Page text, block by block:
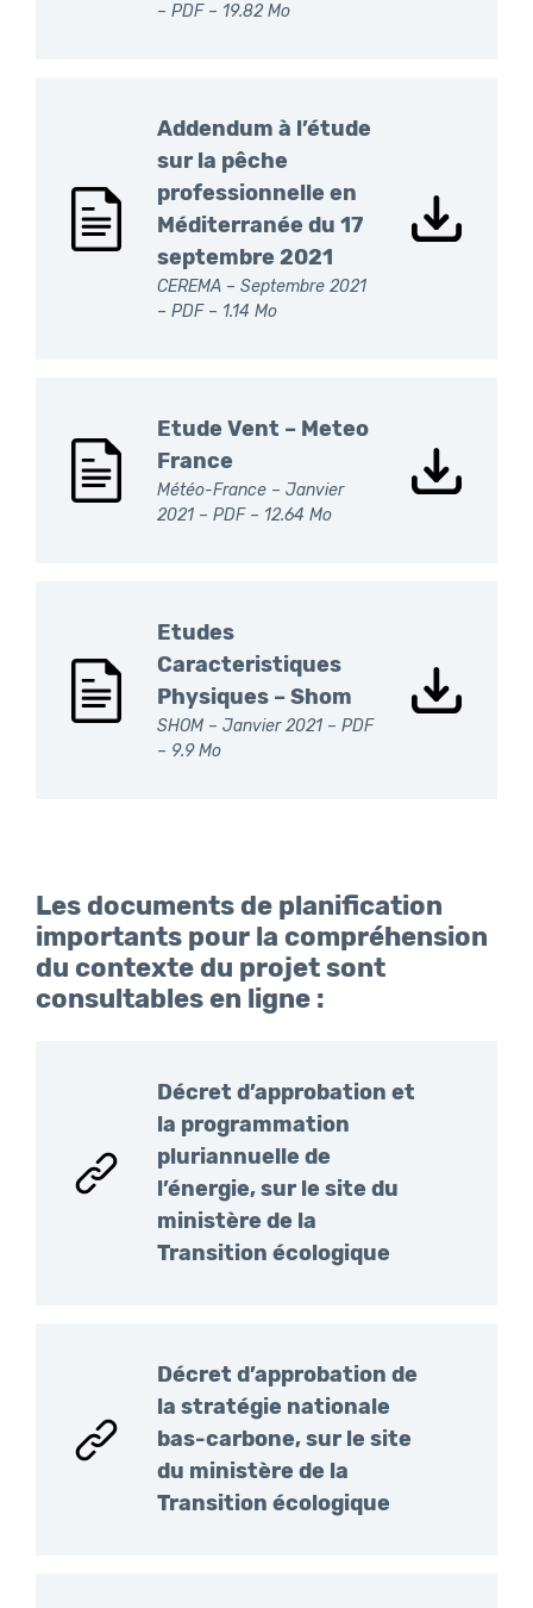
– PDF– 19.82 Mo
Addendum à l’étude
sur la pêche
professionnelle en
Méditerranée du 17
septembre 2021
CEREMA – Septembre 2021
– PDF– 1.14 Mo
Etude Vent – Meteo
France
Météo-France – Janvier
2021 – PDF– 12.64 Mo
Etudes
Caracteristiques
Physiques – Shom
SHOM – Janvier 2021 – PDF
– 9.9 Mo
Les documents de planification
importants pour la compréhension
du contexte du projet sont
consultables en ligne :
Décret d’approbation et
la programmation
pluriannuelle de
l’énergie, sur le site du
ministère de la
Transition écologique
Décret d’approbation de
la stratégie nationale
bas-carbone, sur le site
du ministère de la
Transition écologique